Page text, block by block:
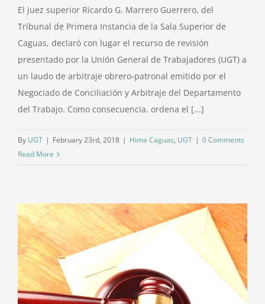
El juez superior Ricardo G. Marrero Guerrero, del
Tribunal de Primera Instancia de la Sala Superior de
Caguas, declaró con lugar el recurso de revisión
presentado por la Unión General de Trabajadores (UGT) a
un laudo de arbitraje obrero-patronal emitido por el
Negociado de Conciliación y Arbitraje del Departamento
del Trabajo. Como consecuencia, ordena el [...]
By UGT | February 23rd, 2018 | Hima Caguas, UGT | 0 Comments
Read More